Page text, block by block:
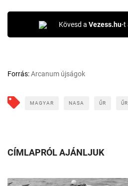
Kövesd a Vezess.hu-t
Forrás:Arcanum újságok
MAGYAR NASA ŰR
CÍMLAPRÓL AJÁNLJUK